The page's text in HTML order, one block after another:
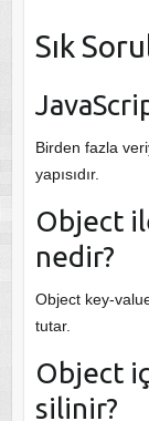
Sık
Birden fazla
yapısıdır.
Object
nedir?
Object key-
tutar.
Object
silinir?